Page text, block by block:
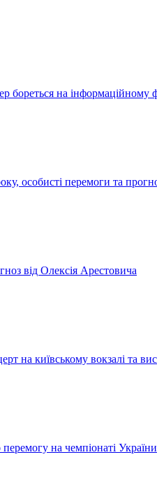
бореться на інформаційному
особисті перемоги та
від Олексія Арестовича
на київському вокзалі та
на чемпіонаті України